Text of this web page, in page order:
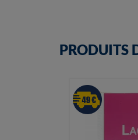
PRODUITS